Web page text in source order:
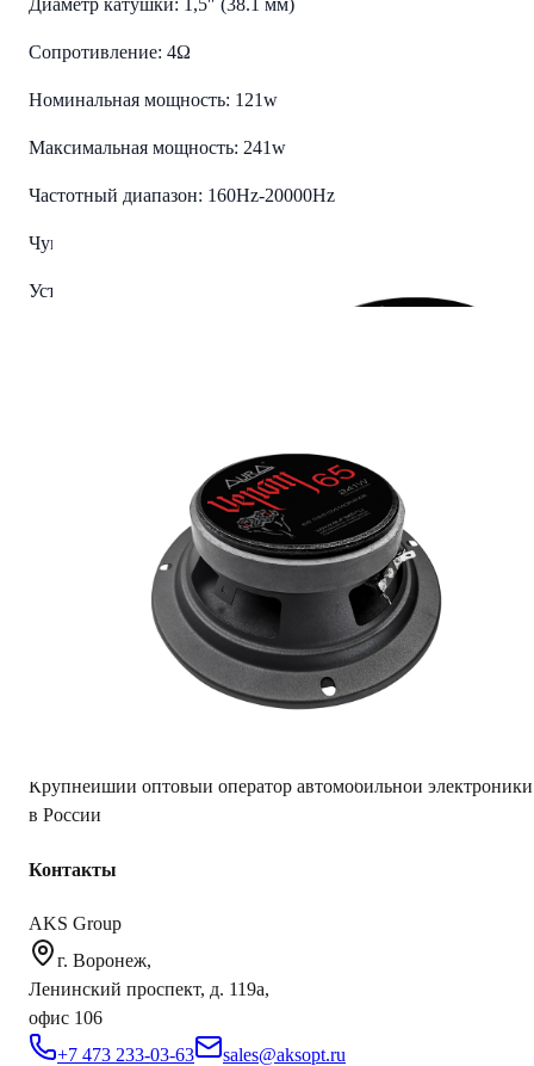
Диаметр катушки: 1,5″ (38.1 мм)
Сопротивление: 4Ω
Номинальная мощность: 121w
Максимальная мощность: 241w
Частотный диапазон: 160Hz-20000Hz
Чувствительность: 96 db
Установочная глубина: 74 мм
Характеристики
Сопротивление4 Ом
6.5" (16.5 см)
Защитные сетки (гриль)Нет
Крупнейший оптовый оператор автомобильной электроники
в России
Контакты
AKS Group
г. Воронеж,
Ленинский проспект, д. 119а,
офис 106
+7 473 233-03-63
sales@aksopt.ru